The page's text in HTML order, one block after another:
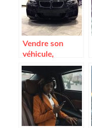
Vendre son
véhicule,
comment faire ?